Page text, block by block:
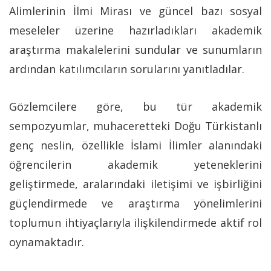
Alimlerinin İlmi Mirası ve güncel bazı sosyal
meseleler üzerine hazırladıkları akademik
araştırma makalelerini sundular ve sunumların
ardından katılımcıların sorularını yanıtladılar.
Gözlemcilere göre, bu tür akademik
sempozyumlar, muhaceretteki Doğu Türkistanlı
genç neslin, özellikle İslami İlimler alanındaki
öğrencilerin akademik yeteneklerini
geliştirmede, aralarındaki iletişimi ve işbirliğini
güçlendirmede ve araştırma yönelimlerini
toplumun ihtiyaçlarıyla ilişkilendirmede aktif rol
oynamaktadır.